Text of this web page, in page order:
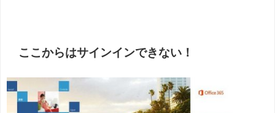
ここからはサインインできない！